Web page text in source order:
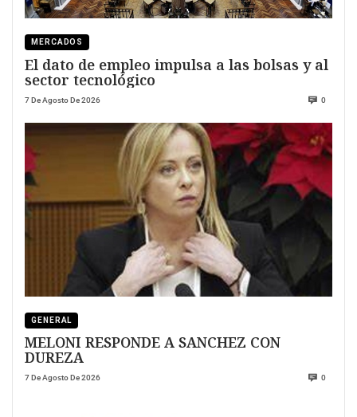
MERCADOS
El dato de empleo impulsa a las bolsas y al
sector tecnológico
7 De Agosto De 2026 0
GENERAL
MELONI RESPONDE A SANCHEZ CON
DUREZA
7 De Agosto De 2026 0